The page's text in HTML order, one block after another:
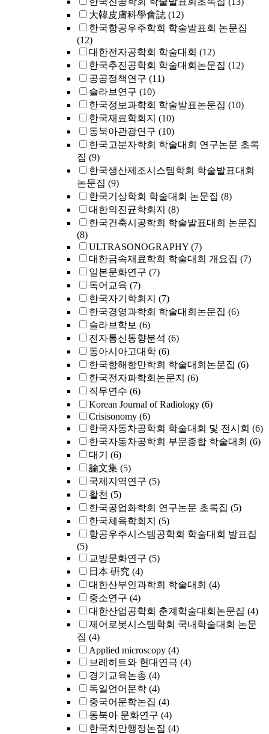
大韓皮膚科學會誌 (12)
한국항공우주학회 학술발표회 논문집
(12)
대한전자공학회 학술대회 (12)
한국추진공학회 학술대회논문집 (12)
공공정책연구 (11)
슬라브연구 (10)
한국정보과학회 학술발표논문집 (10)
한국재료학회지 (10)
동북아관광연구 (10)
한국고분자학회 학술대회 연구논문 초록
집 (9)
한국생산제조시스템학회 학술발표대회
논문집 (9)
한국기상학회 학술대회 논문집 (8)
대한의진균학회지 (8)
한국건축시공학회 학술발표대회 논문집
(8)
ULTRASONOGRAPHY (7)
대한금속재료학회 학술대회 개요집 (7)
일본문화연구 (7)
독어교육 (7)
한국자기학회지 (7)
한국경영과학회 학술대회논문집 (6)
슬라브학보 (6)
전자통신동향분석 (6)
동아시아고대학 (6)
한국항해항만학회 학술대회논문집 (6)
한국전자파학회논문지 (6)
직무연수 (6)
Korean Journal of Radiology (6)
Crisisonomy (6)
한국자동차공학회 학술대회 및 전시회 (6)
한국자동차공학회 부문종합 학술대회 (6)
대기
(6)
論文集 (5)
국제지역연구 (5)
활천 (5)
한국공업화학회 연구논문 초록집 (5)
한국체육학회지 (5)
항공우주시스템공학회 학술대회 발표집
(5)
교방문화연구 (5)
日本 硏究 (4)
대한산부인과학회 학술대회 (4)
중소연구 (4)
대한산업공학회 춘계학술대회논문집 (4)
제어로봇시스템학회 국내학술대회 논문
집 (4)
Applied microscopy (4)
브레히트와 현대연극 (4)
경기교육논총 (4)
독일언어문학 (4)
중국어문학논집 (4)
동북아 문화연구 (4)
한국치안행정논집 (4)